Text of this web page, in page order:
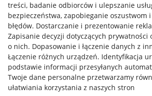
treści, badanie odbiorców i ulepszanie
bezpieczeństwa, zapobieganie oszustwom
błędów. Dostarczanie i prezentowanie
Zapisanie decyzji dotyczących
o nich. Dopasowanie i łączenie danych z
Łączenie różnych urządzeń. Identyfikacja
podstawie informacji przesyłanych
Twoje dane personalne przetwarzamy
ułatwiania korzystania z naszych stron
Mapa miejscowości
Informacje prawne
Regulamin
Polityka plików "cookies"
Ustawienia plików "cookies"